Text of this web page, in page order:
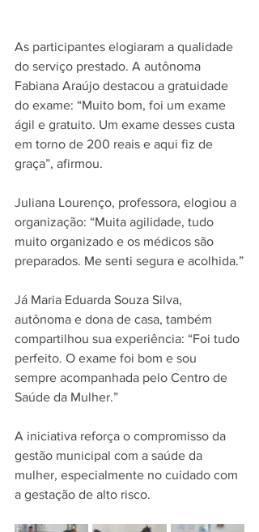
As participantes elogiaram a qualidade
do serviço prestado. A autônoma
Fabiana Araújo destacou a gratuidade
do exame: “Muito bom, foi um exame
ágil e gratuito. Um exame desses custa
em torno de 200 reais e aqui fiz de
graça”, afirmou.
Juliana Lourenço, professora, elogiou a
organização: “Muita agilidade, tudo
muito organizado e os médicos são
preparados. Me senti segura e acolhida.”
Já Maria Eduarda Souza Silva,
autônoma e dona de casa, também
compartilhou sua experiência: “Foi tudo
perfeito. O exame foi bom e sou
sempre acompanhada pelo Centro de
Saúde da Mulher.”
A iniciativa reforça o compromisso da
gestão municipal com a saúde da
mulher, especialmente no cuidado com
a gestação de alto risco.